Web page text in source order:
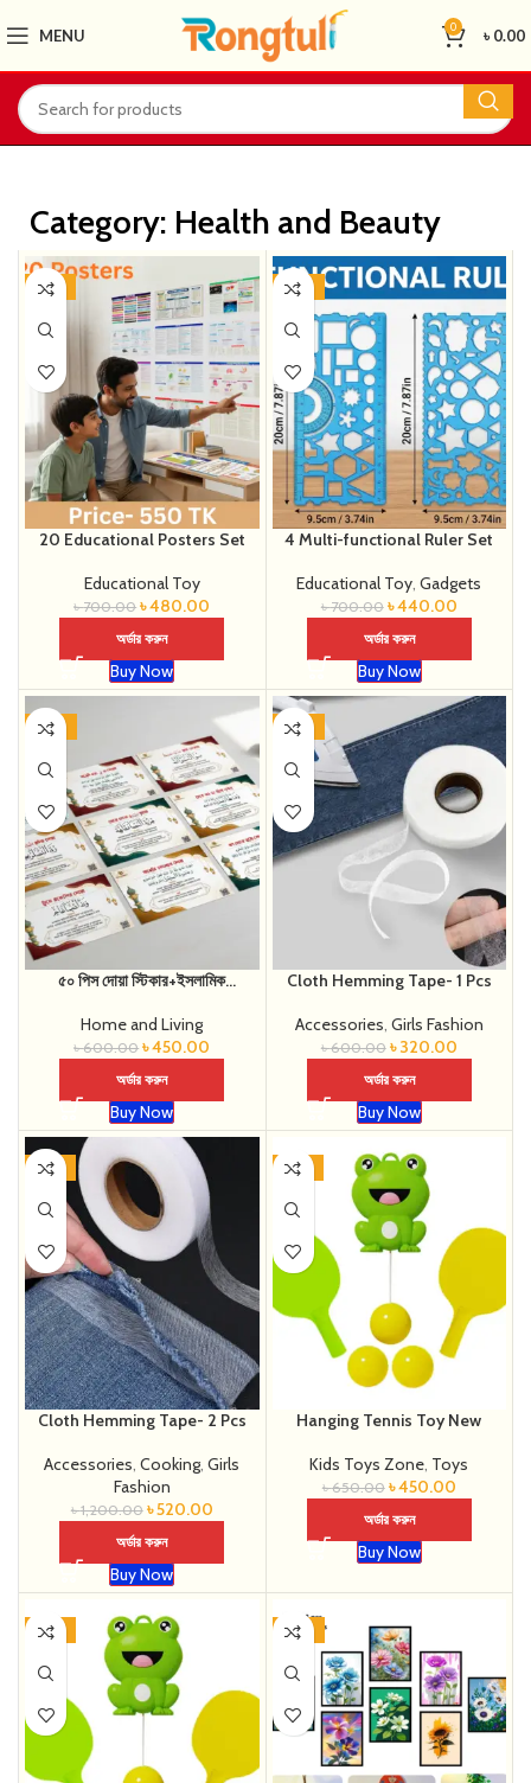
MENU 0 ৳0.00
Category: Health and Beauty
-31%
20 Educational Posters Set
Educational Toy
৳700.00 ৳480.00
অর্ডার করুন
Buy Now
-37%
4 Multi-functional Ruler Set
Educational Toy,Gadgets
৳700.00 ৳440.00
অর্ডার করুন
Buy Now
-25%
৫০ পিস দোয়া স্টিকার+ইসলামিক
Home and Living
৳600.00 ৳450.00
অর্ডার করুন
Buy Now
-47%
Cloth Hemming Tape- 1 Pcs
Accessories, Girls Fashion
৳600.00 ৳320.00
অর্ডার করুন
Buy Now
-57%
Cloth Hemming Tape- 2 Pcs
Accessories,Cooking,Girls
Fashion
৳1,200.00 ৳520.00
অর্ডার করুন
Buy Now
-31%
Hanging Tennis Toy New
Kids Toys Zone, Toys
৳650.00 ৳450.00
অর্ডার করুন
Buy Now
-31% -27%